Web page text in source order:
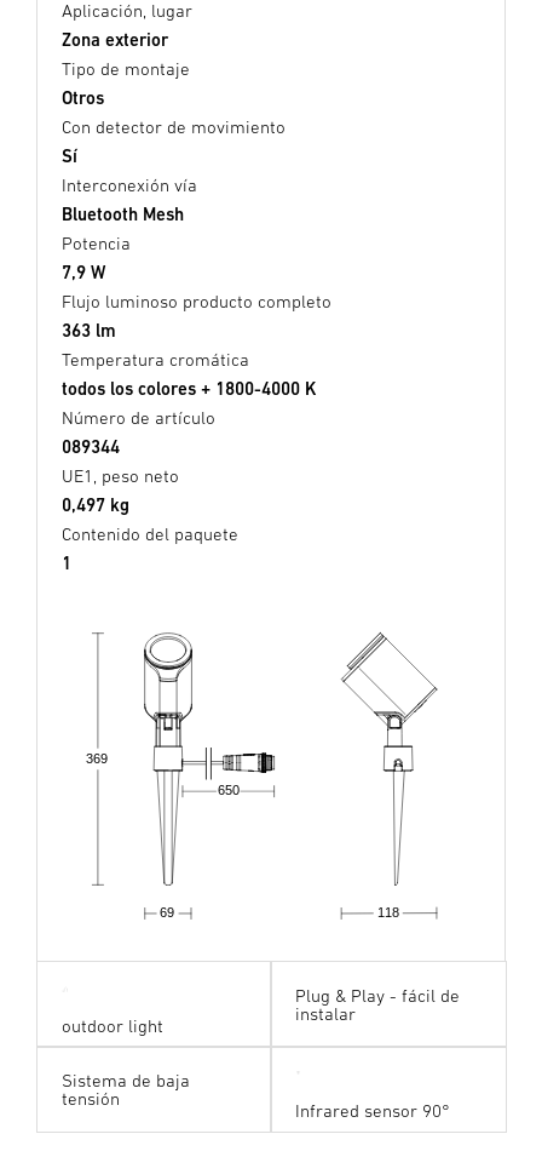
Aplicación, lugar
Zona exterior
Tipo de montaje
Otros
Con detector de movimiento
Sí
Interconexión vía
Bluetooth Mesh
Potencia
7,9 W
Flujo luminoso producto completo
363 lm
Temperatura cromática
todos los colores + 1800-4000 K
Número de artículo
089344
UE1, peso neto
0,497 kg
Contenido del paquete
1
118
69
369
650
outdoor light
Plug & Play - fácil de
instalar
Sistema de baja
tensión
Infrared sensor 90°